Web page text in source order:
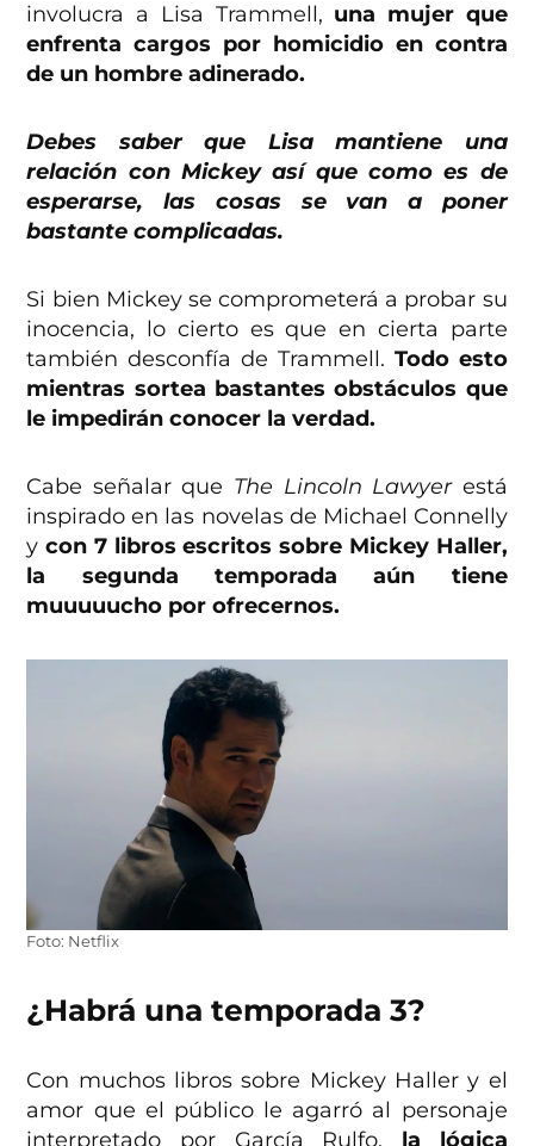
involucra a Lisa Trammell, una mujer que
enfrenta cargos por homicidio en contra
de un hombre adinerado.
Debes saber que Lisa mantiene una
relación con Mickey así que como es de
esperarse, las cosas se van a poner
bastante complicadas.
Si bien Mickey se comprometerá a probar su
inocencia, lo cierto es que en cierta parte
también desconfía de Trammell. Todo esto
mientras sortea bastantes obstáculos que
le impedirán conocer la verdad.
Cabe señalar que The Lincoln Lawyerestá
inspirado en las novelas de Michael Connelly
ycon 7 libros escritos sobre Mickey Haller,
la segunda temporada aún tiene
muuuuucho por ofrecernos.
Foto: Netflix
¿Habrá una temporada 3?
Con muchos libros sobre Mickey Haller y el
amor que el público le agarró al personaje
interpretado por García Rulfo, la lógica